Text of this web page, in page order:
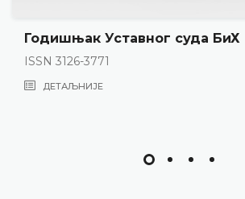
Годишњак Уставног суда БиХ
ISSN 3126-3771
ДЕТАЉНИЈЕ